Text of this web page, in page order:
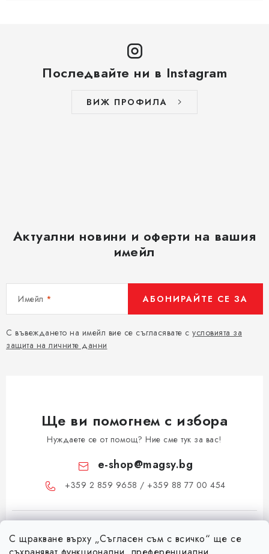
С щракване върху „Съгласен съм с всичко“ ще се
Последвайте ни в Instagram
ВИЖ ПРОФИЛА
Актуални новини и оферти на вашия
имейл
Имейл
С въвеждането на имейл вие се съгласявате с условията за
защита на личните данни
АБОНИРАЙТЕ СЕ ЗА
Ще ви помогнем с избора
Нуждаете се от помощ? Ние сме тук за вас!
e-shop@magsy.bg
+359 2 859 9658 / +359 88 77 00 454